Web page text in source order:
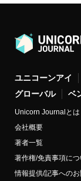
ユニコーンアイ
グローバル
ベ
Unicorn Journalとは
会社概要
著者一覧
著作権/免責事項につ
情報提供/記事への